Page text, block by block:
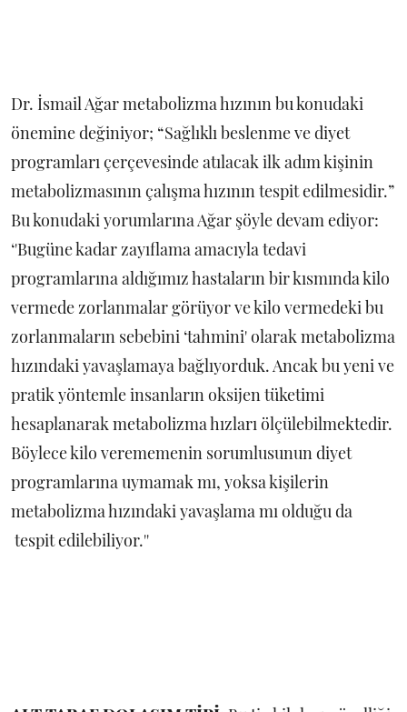
Dr. İsmail Ağar metabolizma hızının bu konudaki
önemine değiniyor; “Sağlıklı beslenme ve diyet
programları çerçevesinde atılacak ilk adım kişinin
metabolizmasının çalışma hızının tespit edilmesidir.”
Bu konudaki yorumlarına Ağar şöyle devam ediyor:
‘'Bugüne kadar zayıflama amacıyla tedavi
programlarına aldığımız hastaların bir kısmında kilo
vermede zorlanmalar görüyor ve kilo vermedeki bu
zorlanmaların sebebini ‘tahmini' olarak metabolizma
hızındaki yavaşlamaya bağlıyorduk. Ancak bu yeni ve
pratik yöntemle insanların oksijen tüketimi
hesaplanarak metabolizma hızları ölçülebilmektedir.
Böylece kilo verememenin sorumlusunun diyet
programlarına uymamak mı, yoksa kişilerin
metabolizma hızındaki yavaşlama mı olduğu da
tespit edilebiliyor.''